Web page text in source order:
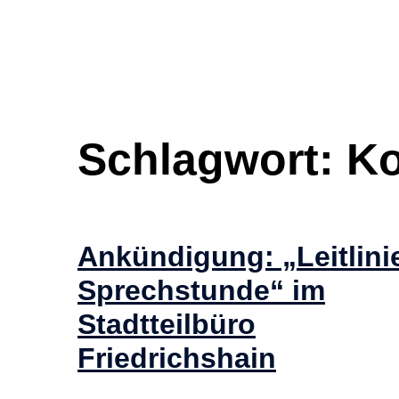
Schlagwort:
Ankündigung:
Sprechstunde“ im
Stadtteilbüro
Friedrichshain